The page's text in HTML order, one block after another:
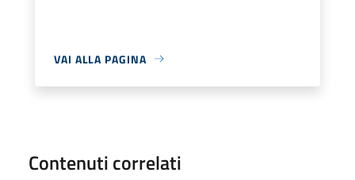
VAI ALLA PAGINA
Contenuti correlati